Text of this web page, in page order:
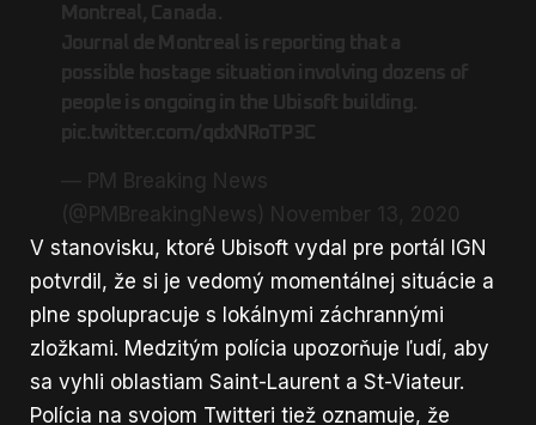
V stanovisku, ktoré Ubisoft vydal pre portál IGN
potvrdil, že si je vedomý momentálnej situácie a
plne spolupracuje s lokálnymi záchrannými
zložkami. Medzitým polícia upozorňuje ľudí, aby
sa vyhli oblastiam Saint-Laurent a St-Viateur.
Polícia na svojom Twitteri tiež oznamuje, že